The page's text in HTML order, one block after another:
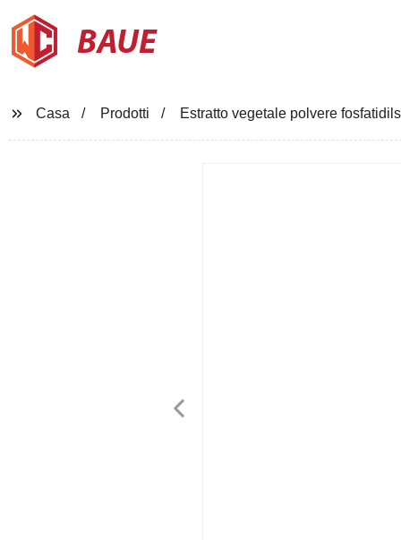
BAUE
Casa Prodotti Estratto vegetale polvere